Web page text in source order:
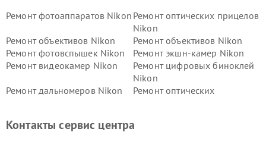
Ремонт фотоаппаратов Nikon Ремонт оптических прицелов
Nikon
Ремонт объективов Nikon
Ремонт объективов Nikon
Ремонт фотовспышек Nikon
Ремонт экшн-камер Nikon
Ремонт видеокамер Nikon
Ремонт цифровых биноклей
Nikon
Ремонт дальномеров Nikon
Ремонт оптических
Контакты сервис центра